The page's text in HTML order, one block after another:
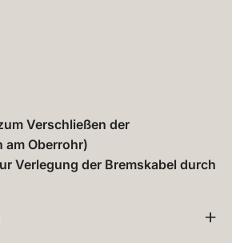
Verschließen der
am Oberrohr)
Verlegung der Bremskabel durch